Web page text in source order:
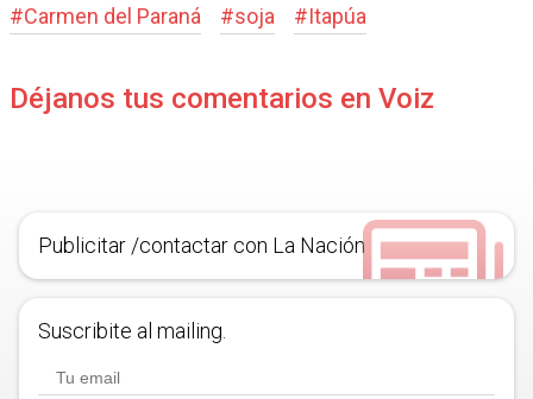
#Carmen del Paraná #soja #Itapúa
Déjanos tus comentarios en Voiz
Publicitar /contactar con La Nación
Suscribite al mailing.